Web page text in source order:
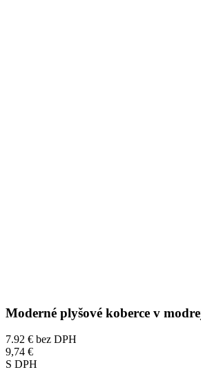
Moderné plyšové koberce v
7.92 € bez DPH
9,74 €
S DPH